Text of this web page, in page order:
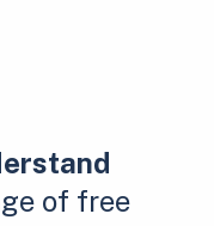
of free